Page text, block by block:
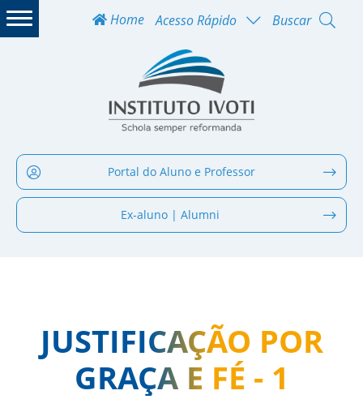
Home Acesso Rápido Buscar
Portal do Aluno e Professor
Ex-aluno | Alumni
JUSTIFICAÇÃO POR
GRAÇA E FÉ - 1